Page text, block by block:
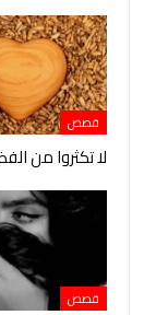
قصص
لا تكثروا من
قصص